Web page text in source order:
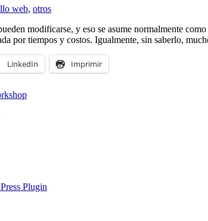
web, otros
modificarse, y eso se asume normalmente
por tiempos y costos. Igualmente, sin saberlo,
LinkedIn Imprimir
Plugin